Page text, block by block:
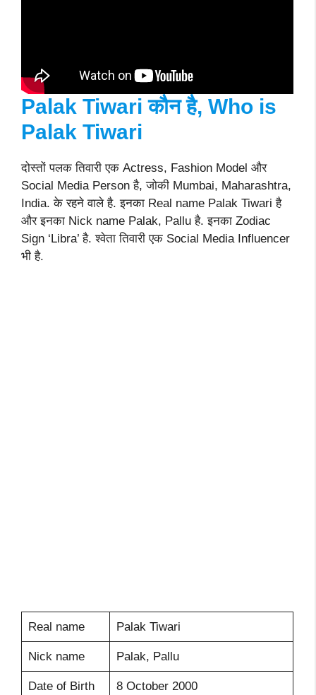
Palak Tiwari कौन है, Who is
Palak Tiwari
दोस्तों पलक तिवारी एक Actress, Fashion Model और
Social Media Person है, जोकी Mumbai, Maharashtra,
India. के रहने वाले है. इनका Real name Palak Tiwari है
और इनका Nick name Palak, Pallu है. इनका Zodiac
Sign ‘Libra’ है. श्वेता तिवारी एक Social Media Influencer
भी है.
Real name Palak Tiwari
Nick name Palak, Pallu
Date of Birth 8 October 2000